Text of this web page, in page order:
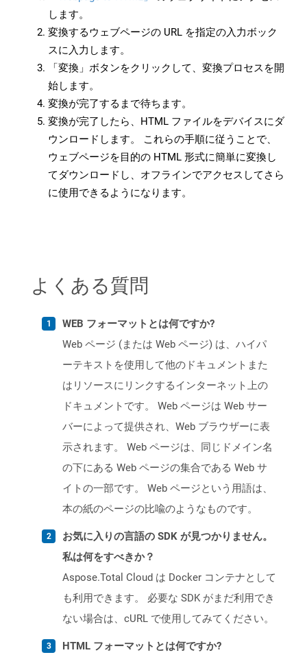
します。
変換するウェブページの URL を指定の入力ボック
スに入力します。
「変換」ボタンをクリックして、変換プロセスを開
始します。
変換が完了するまで待ちます。
変換が完了したら、HTML ファイルをデバイスにダ
ウンロードします。 これらの手順に従うことで、
ウェブページを目的の HTML 形式に簡単に変換し
てダウンロードし、オフラインでアクセスしてさら
に使用できるようになります。
よくある質問
WEB フォーマットとは何ですか?
Web ページ (または Web ページ) は、ハイパ
ーテキストを使用して他のドキュメントまた
はリソースにリンクするインターネット上の
ドキュメントです。 Web ページは Web サー
バーによって提供され、Web ブラウザーに表
示されます。 Web ページは、同じドメイン名
の下にある Web ページの集合である Web サ
イトの一部です。 Web ページという用語は、
本の紙のページの比喩のようなものです。
お気に入りの言語の SDK が見つかりません。
私は何をすべきか？
Aspose.Total Cloud は Docker コンテナとして
も利用できます。 必要な SDK がまだ利用でき
ない場合は、cURL で使用してみてください。
HTML フォーマットとは何ですか?